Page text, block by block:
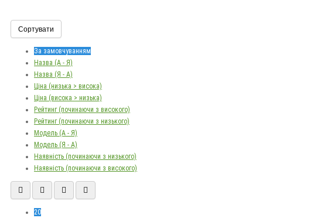
Під час вибору враховуйте тип вилки й конектора, довжину, переріз провідників і
Сортувати
За замовчуванням
Назва (А - Я)
Назва (Я - А)
Ціна (низька > висока)
Ціна (висока > низька)
Рейтинг (починаючи з високого)
Рейтинг (починаючи з низького)
Модель (А - Я)
Модель (Я - А)
Наявність (починаючи з низького)
Наявність (починаючи з високого)
20